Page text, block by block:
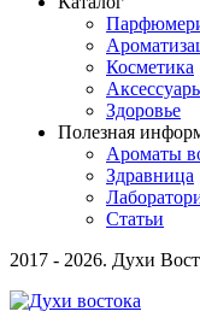
Косметика
Здоровье
Полезная
Ароматы
Здравница
Статьи
2017 - 2026. Духи